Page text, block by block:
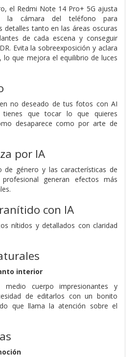
el Redmi Note 14 Pro+ 5G ajusta
la cámara del teléfono para
detalles tanto en las áreas oscuras
de cada escena y conseguir
Evita la sobreexposición y aclara
lo que mejora el equilibrio de luces
no deseado de tus fotos con AI
tienes que tocar lo que quieres
desaparece como por arte de
por IA
de género y las características de
generan efectos más
con IA
nítidos y detallados con claridad
interior
cuerpo impresionantes y
de editarlos con un bonito
que llama la atención sobre el